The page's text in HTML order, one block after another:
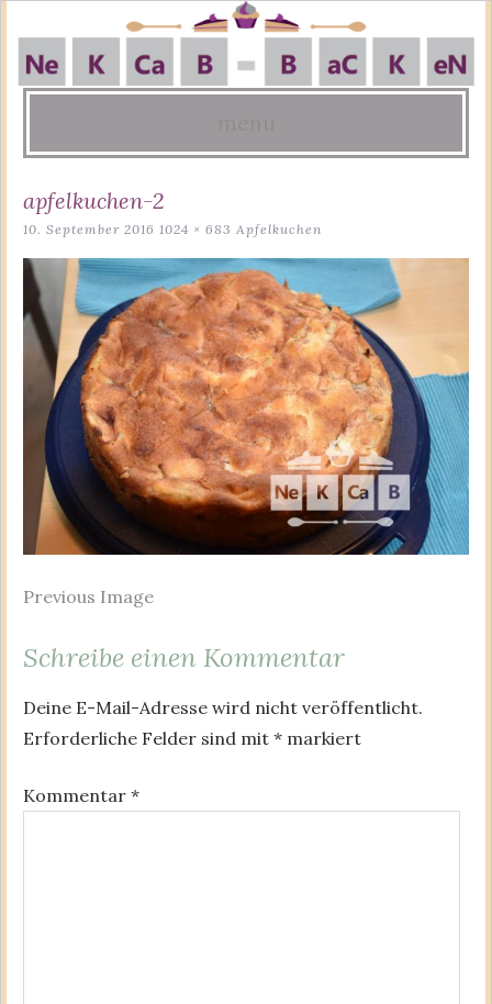
to
content
apfelkuchen-2
10. September 2016 1024 × 683 Apfelkuchen
Previous Image
Schreibe einen Kommentar
Deine E-Mail-Adresse wird nicht veröffentlicht.
Erforderliche Felder sind mit * markiert
Kommentar *